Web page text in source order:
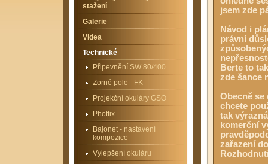
jsem zde
Návod i
právní
Berte to
zde šance
Obecně se
chcete
tak
komerční
zařazení
stažení
Galerie
Videa
Technické
Připevnění SW 80/400
Zorné pole - FK
Projekční okuláry GSO
Phottix
Bajonet - nastavení
kompozice
Vylepšení okuláru